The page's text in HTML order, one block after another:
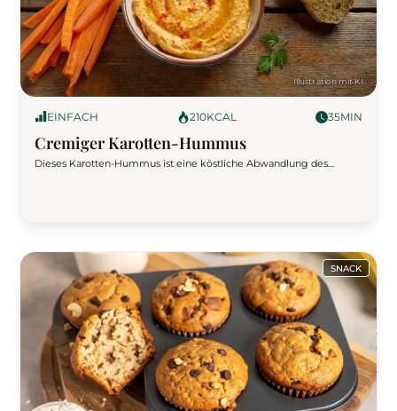
EINFACH 210KCAL 35MIN
Cremiger Karotten-Hummus
Dieses Karotten-Hummus ist eine köstliche Abwandlung des
SNACK